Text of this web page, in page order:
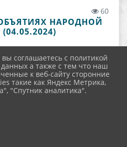
60
НАРОДНОЙ
соглашаетесь с политикой
а также с тем что наш
к веб-сайту сторонние
такие как Яндекс Метрика,
"Спутник аналитика".